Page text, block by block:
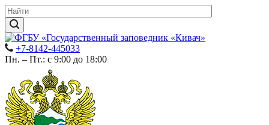
+7-8142-445033
Пн. – Пт.: с 9:00 до 18:00